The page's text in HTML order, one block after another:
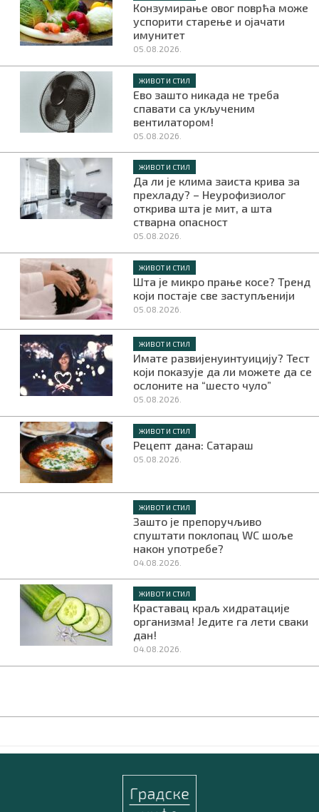
Конзумирање овог поврћа може
успорити старење и ојачати
имунитет
05.08.2026.
ЖИВОТ И СТИЛ
Ево зашто никада не треба
спавати са укљученим
вентилатором!
05.08.2026.
ЖИВОТ И СТИЛ
Да ли је клима заиста крива за
прехладу? – Неурофизиолог
открива шта је мит, а шта
стварна опасност
05.08.2026.
ЖИВОТ И СТИЛ
Шта је микро прање косе? Тренд
који постаје све заступљенији
05.08.2026.
ЖИВОТ И СТИЛ
Имате развијенуинтуицију? Тест
који показује да ли можете да се
ослоните на “шесто чуло”
05.08.2026.
ЖИВОТ И СТИЛ
Рецепт дана: Сатараш
05.08.2026.
ЖИВОТ И СТИЛ
Зашто је препоручљиво
спуштати поклопац WC шоље
након употребе?
04.08.2026.
ЖИВОТ И СТИЛ
Краставац краљ хидратације
организма! Једите га лети сваки
дан!
04.08.2026.